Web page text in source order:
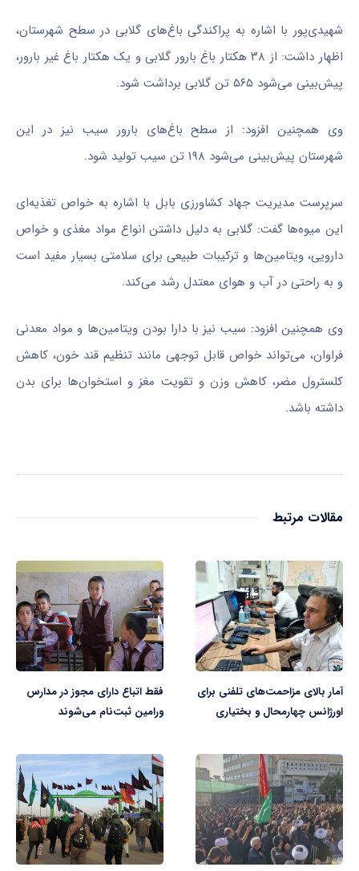
شهیدی‌پور با اشاره به پراکندگی باغ‌های گلابی در سطح شهرستان،
اظهار داشت: از ۳۸ هکتار باغ بارور گلابی و یک هکتار باغ غیر بارور،
پیش‌بینی می‌شود ۵۶۵ تن گلابی برداشت شود.
وی همچنین افزود: از سطح باغ‌های بارور سیب نیز در این
شهرستان پیش‌بینی می‌شود ۱۹۸ تن سیب تولید شود.
سرپرست مدیریت جهاد کشاورزی بابل با اشاره به خواص تغذیه‌ای
این میوه‌ها گفت: گلابی به دلیل داشتن انواع مواد مغذی و خواص
دارویی، ویتامین‌ها و ترکیبات طبیعی برای سلامتی بسیار مفید است
و به راحتی در آب و هوای معتدل رشد می‌کند.
وی همچنین افزود: سیب نیز با دارا بودن ویتامین‌ها و مواد معدنی
فراوان، می‌تواند خواص قابل توجهی مانند تنظیم قند خون، کاهش
کلسترول مضر، کاهش وزن و تقویت مغز و استخوان‌ها برای بدن
داشته باشد.
مقالات مرتبط
آمار بالای مزاحمت‌های تلفنی برای
اورژانس چهارمحال و بختیاری
فقط اتباع دارای مجوز در مدارس
ورامین ثبت‌نام می‌شوند